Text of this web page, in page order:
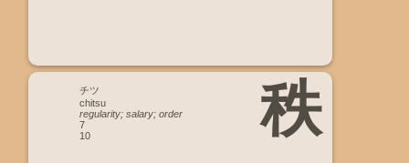
秩
チツ
chitsu
regularity; salary; order
7
10